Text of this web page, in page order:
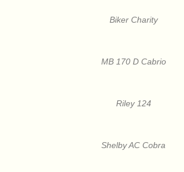
Biker Charity
MB 170 D Cabrio
Riley 124
Shelby AC Cobra